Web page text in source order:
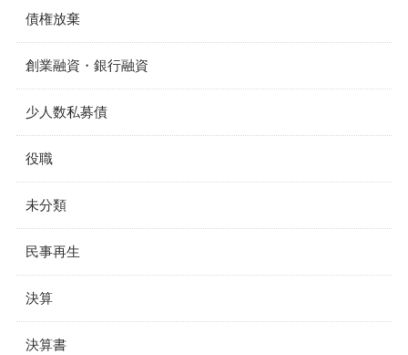
債権放棄
創業融資・銀行融資
少人数私募債
役職
未分類
民事再生
決算
決算書